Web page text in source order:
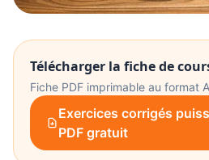
Télécharger la fiche de
Fiche PDF imprimable au format
Exercices corrigés
PDF gratuit